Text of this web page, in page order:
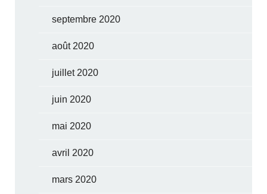
septembre 2020
août 2020
juillet 2020
juin 2020
mai 2020
avril 2020
mars 2020